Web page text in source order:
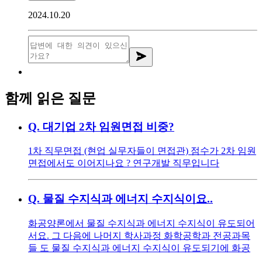
2024.10.20
함께 읽은 질문
Q. 대기업 2차 임원면접 비중?
1차 직무면접 (현업 실무자들이 면접관) 점수가 2차 임원
면접에서도 이어지나요 ? 연구개발 직무입니다
Q. 물질 수지식과 에너지 수지식이요..
화공양론에서 물질 수지식과 에너지 수지식이 유도되어
서요. 그 다음에 나머지 학사과정 화학공학과 전공과목
들 도 물질 수지식과 에너지 수지식이 유도되기에 화공